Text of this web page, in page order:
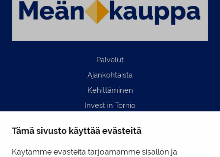
Tämä sivusto käyttää evästeitä
Käytämme evästeitä tarjoamamme sisällön ja
Palvelut
Ajankohtaista
Kehittäminen
Invest in Tornio
Yhteystiedot
Hyödyllisiä linkkejä